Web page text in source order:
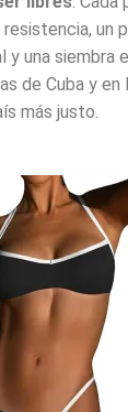
un
y una siembra
de Cuba y en
más justo.